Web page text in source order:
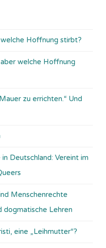
Hoffnung stirbt?
welche Hoffnung
zu errichten.“ Und
Deutschland: Vereint im
Menschenrechte
dogmatische Lehren
eine „Leihmutter“?